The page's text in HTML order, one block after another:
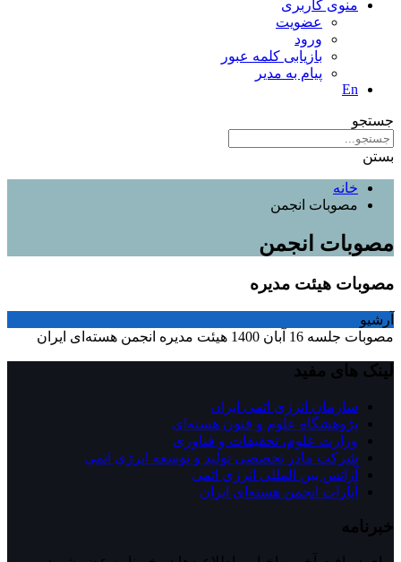
منوی کاربری
عضویت
ورود
بازیابی کلمه عبور
پیام به مدير
En
جستجو
بستن
خانه
مصوبات انجمن
مصوبات انجمن
مصوبات هیئت مدیره
آرشیو
مصوبات جلسه 16 آبان 1400 هیئت مدیره انجمن هسته‌ای ایران
لینک های مفید
سازمان انرژی اتمی ایران
پژوهشگاه علوم و فنون هسته‌ای
وزارت علوم، تحقیقات و فناوری
شرکت مادر تخصصی تولید و توسعه انرژی اتمی
آژانس بین المللی انرژی اتمی
آپارات انجمن هسته‌ای ايران
خبرنامه